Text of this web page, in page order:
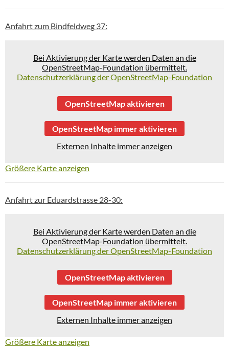
Anfahrt zum Bindfeldweg 37:
Bei Aktivierung der Karte werden Daten an die
OpenStreetMap-Foundation übermittelt.
Datenschutzerklärung der OpenStreetMap-Foundation
OpenStreetMap aktivieren
OpenStreetMap immer aktivieren
Externen Inhalte immer anzeigen
Größere Karte anzeigen
Anfahrt zur Eduardstrasse 28-30:
Bei Aktivierung der Karte werden Daten an die
OpenStreetMap-Foundation übermittelt.
Datenschutzerklärung der OpenStreetMap-Foundation
OpenStreetMap aktivieren
OpenStreetMap immer aktivieren
Externen Inhalte immer anzeigen
Größere Karte anzeigen